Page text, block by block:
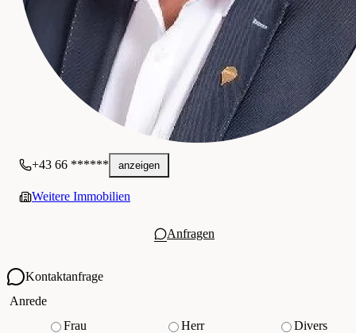
+43 66 ****** anzeigen
Weitere Immobilien
Anfragen
Kontaktanfrage
Ihre Kontaktdaten
Anrede
Frau
Herr
Divers